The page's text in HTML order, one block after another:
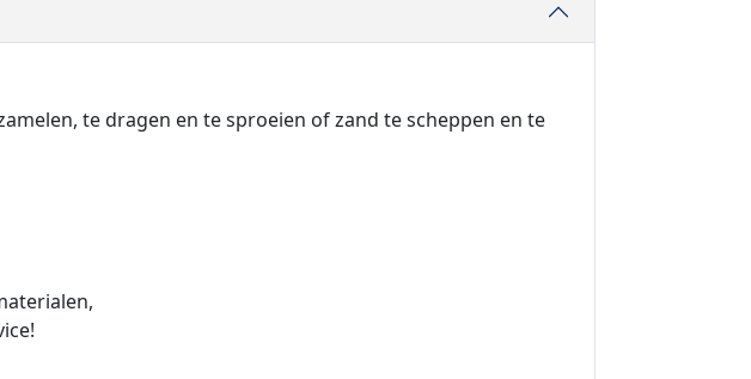
te dragen en te sproeien of zand te scheppen en te